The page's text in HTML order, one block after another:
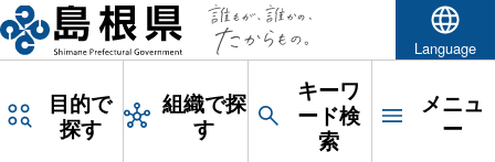
Language
目的で
探す
組織で探
す
キーワ
ード検
索
メニュ
ー